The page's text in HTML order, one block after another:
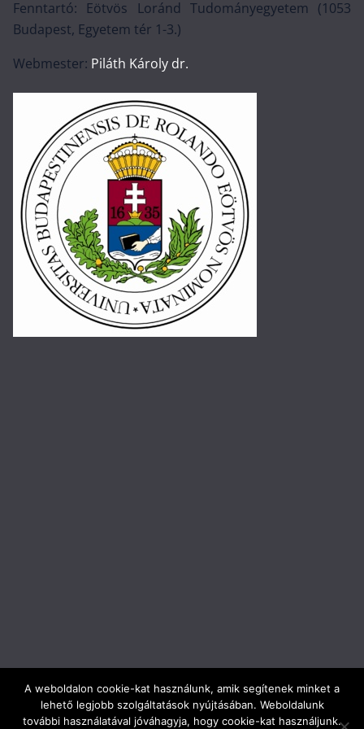
Fenntartó: Eötvös Loránd Tudományegyetem (1053
Budapest, Egyetem tér 1-3.)
Webmester: Piláth Károly dr.
Copyright © 2026ELTE Trefort Ágoston Gyakorló Gimnázium
A weboldalon cookie-kat használunk, amik segítenek minket a
lehető legjobb szolgáltatások nyújtásában. Weboldalunk
további használatával jóváhagyja, hogy cookie-kat használjunk.